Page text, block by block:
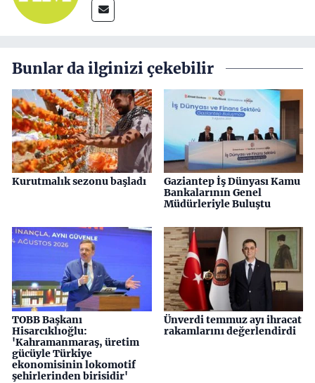
Bunlar da ilginizi çekebilir
Kurutmalık sezonu başladı
Gaziantep İş Dünyası Kamu
Bankalarının Genel
Müdürleriyle Buluştu
TOBB Başkanı
Hisarcıklıoğlu:
'Kahramanmaraş, üretim
gücüyle Türkiye
ekonomisinin lokomotif
şehirlerinden birisidir'
Ünverdi temmuz ayı ihracat
rakamlarını değerlendirdi